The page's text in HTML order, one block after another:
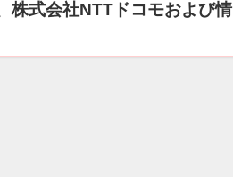
株式会社NTTドコモおよび情